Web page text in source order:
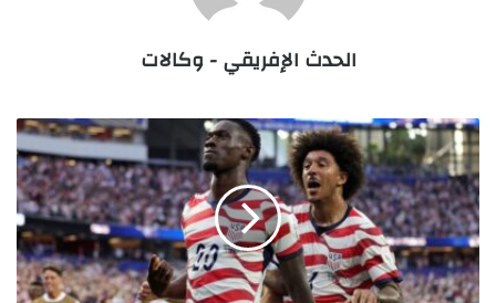
الحدث الإفريقي - وكالات
الولايات
المتحدة
تدشن
مشوارها
في
مونديال
2026
برباعية